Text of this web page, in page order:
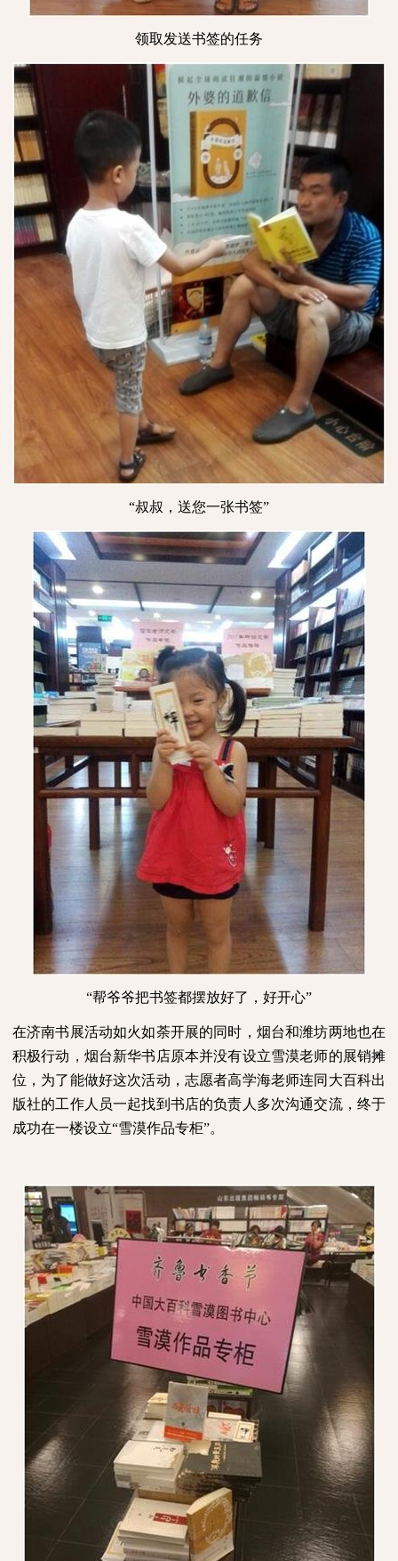
领取发送书签的任务
“叔叔，送您一张书签”
“帮爷爷把书签都摆放好了，好开心”
在济南书展活动如火如荼开展的同时，烟台和潍坊两地也在
积极行动，烟台新华书店原本并没有设立雪漠老师的展销摊
位，为了能做好这次活动，志愿者高学海老师连同大百科出
版社的工作人员一起找到书店的负责人多次沟通交流，终于
成功在一楼设立“雪漠作品专柜”。